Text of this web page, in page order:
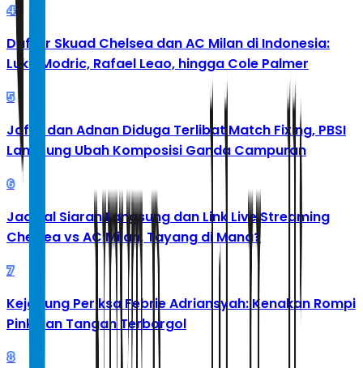
4
Daftar Skuad Chelsea dan AC Milan di Indonesia:
Luka Modric, Rafael Leao, hingga Cole Palmer
5
Jafar dan Adnan Diduga Terlibat Match Fixing, PBSI
Langsung Ubah Komposisi Ganda Campuran
6
Jadwal Siaran Langsung dan Link Live Streaming
Chelsea vs AC Milan, Tayang di Mana?
7
Kejagung Periksa Febrie Adriansyah: Kenakan Rompi
Pink dan Tangan Terborgol
8